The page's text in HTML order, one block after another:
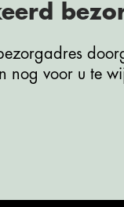
nog voor u te